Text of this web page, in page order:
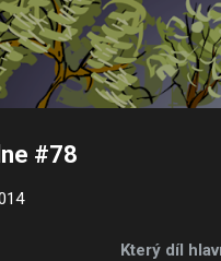
#78
Který díl